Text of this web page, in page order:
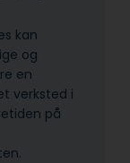
kan
og
en
verksted i
på